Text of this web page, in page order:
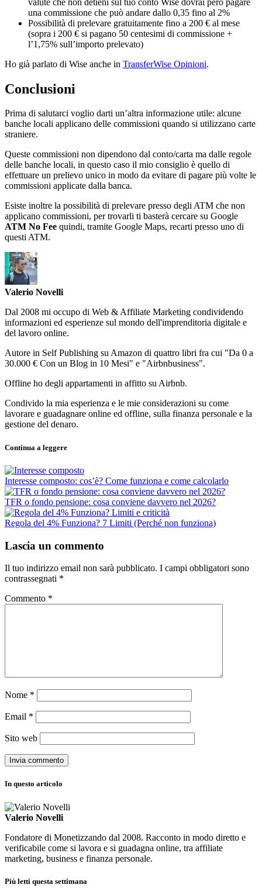
una commissione che può andare dallo 0,35 fino al 2%
Possibilità di prelevare gratuitamente fino a 200 € al mese
(sopra i 200 € si pagano 50 centesimi di commissione +
l’1,75% sull’importo prelevato)
Ho già parlato di Wise anche in TransferWise Opinioni.
Conclusioni
Prima di salutarci voglio darti un’altra informazione utile: alcune
banche locali applicano delle commissioni quando si utilizzano carte
straniere.
Queste commissioni non dipendono dal conto/carta ma dalle regole
delle banche locali, in questo caso il mio consiglio è quello di
effettuare un prelievo unico in modo da evitare di pagare più volte le
commissioni applicate dalla banca.
Esiste inoltre la possibilità di prelevare presso degli ATM che non
applicano commissioni, per trovarli ti basterà cercare su Google
ATM No Fee quindi, tramite Google Maps, recarti presso uno di
questi ATM.
Valerio Novelli
Dal 2008 mi occupo di Web & Affiliate Marketing condividendo
informazioni ed esperienze sul mondo dell'imprenditoria digitale e
del lavoro online.
Autore in Self Publishing su Amazon di quattro libri fra cui "Da 0 a
30.000 € Con un Blog in 10 Mesi" e "Airbnbusiness".
Offline ho degli appartamenti in affitto su Airbnb.
Condivido la mia esperienza e le mie considerazioni su come
lavorare e guadagnare online ed offline, sulla finanza personale e la
gestione del denaro.
Continua a leggere
Interesse composto: cos’è? Come funziona e come calcolarlo
TFR o fondo pensione: cosa conviene davvero nel 2026?
Regola del 4% Funziona? 7 Limiti (Perché non funziona)
Lascia un commento
Il tuo indirizzo email non sarà pubblicato. I campi obbligatori sono
contrassegnati *
Commento *
Nome *
Email *
Sito web
In questo articolo
Valerio Novelli
Fondatore di Monetizzando dal 2008. Racconto in modo diretto e
verificabile come si lavora e si guadagna online, tra affiliate
marketing, business e finanza personale.
Più letti questa settimana